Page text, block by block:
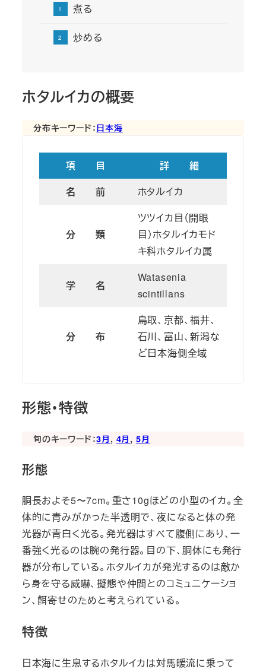
煮る
炒める
ホタルイカの概要
分布キーワード：日本海
項 目
詳 細
名 前
ホタルイカ
分 類
ツツイカ目（開眼
目）ホタルイカモド
キ科ホタルイカ属
学 名
Watasenia
scintillans
分 布
鳥取、京都、福井、
石川、富山、新潟な
ど日本海側全域
形態・特徴
旬のキーワード：3月 , 4月 , 5月
形態
胴長およそ5〜7cm。重さ10gほどの小型のイカ。全
体的に青みがかった半透明で、夜になると体の発
光器が青白く光る。発光器はすべて腹側にあり、一
番強く光るのは腕の発行器。目の下、胴体にも発行
器が分布している。ホタルイカが発光するのは敵か
ら身を守る威嚇、擬態や仲間とのコミュニケーショ
ン、餌寄せのためと考えられている。
特徴
日本海に生息するホタルイカは対馬暖流に乗って